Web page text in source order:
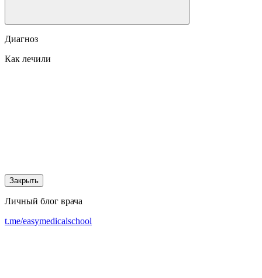
Диагноз
Как лечили
Закрыть
Личный блог врача
t.me/easymedicalschool